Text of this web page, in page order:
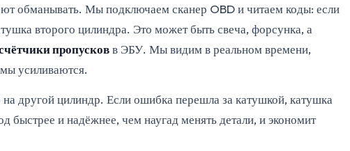
обманывать. Мы подключаем сканер OBD и читаем коды: если
второго цилиндра. Это может быть свеча, форсунка, а
пропусковв ЭБУ. Мы видим в реальном времени,
усиливаются.
другой цилиндр. Если ошибка перешла за катушкой, катушка
и надёжнее, чем наугад менять детали, и экономит